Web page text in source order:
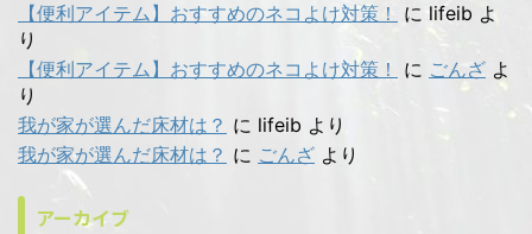
【便利アイテム】おすすめのネコよけ対策！
に lifeib よ
り
【便利アイテム】おすすめのネコよけ対策！
に ごんざ よ
り
我が家が選んだ床材は？ に lifeib より
我が家が選んだ床材は？ に ごんざ より
アーカイブ